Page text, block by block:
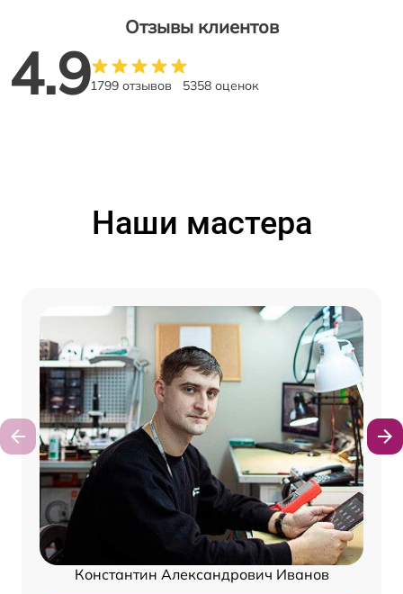
Отзывы клиентов
4.91799 отзывов 5358 оценок
Наши мастера
Константин Александрович Иванов